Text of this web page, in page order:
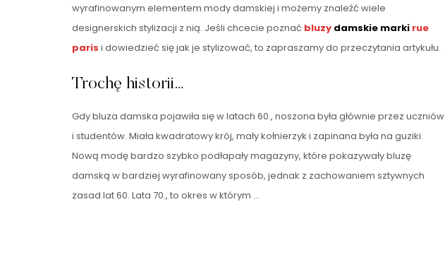
wyrafinowanym elementem mody damskiej i możemy znaleźć wiele
designerskich stylizacji z nią. Jeśli chcecie poznać bluzy damskie marki rue
paris i dowiedzieć się jak je stylizować, to zapraszamy do przeczytania artykułu.
Trochę historii…
Gdy bluza damska pojawiła się w latach 60., noszona była głównie przez uczniów
i studentów. Miała kwadratowy krój, mały kołnierzyk i zapinana była na guziki.
Nową modę bardzo szybko podłapały magazyny, które pokazywały bluzę
damską w bardziej wyrafinowany sposób, jednak z zachowaniem sztywnych
zasad lat 60. Lata 70., to okres w którym …